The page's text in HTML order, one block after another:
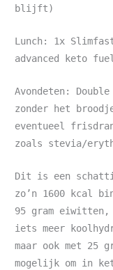
blijft)
Lunch: 1x
advanced keto
Avondeten:
zonder het
eventueel
zoals stevia/
Dit is een
zo’n 1600 kcal
95 gram
iets meer
maar ook met 25
mogelijk om in